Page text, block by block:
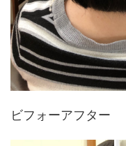
ビフォーアフター